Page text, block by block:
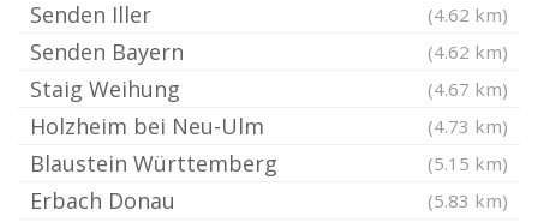
Senden Iller (4.62 km)
Senden Bayern (4.62 km)
Staig Weihung (4.67 km)
Holzheim bei Neu-Ulm (4.73 km)
Blaustein Württemberg (5.15 km)
Erbach Donau (5.83 km)